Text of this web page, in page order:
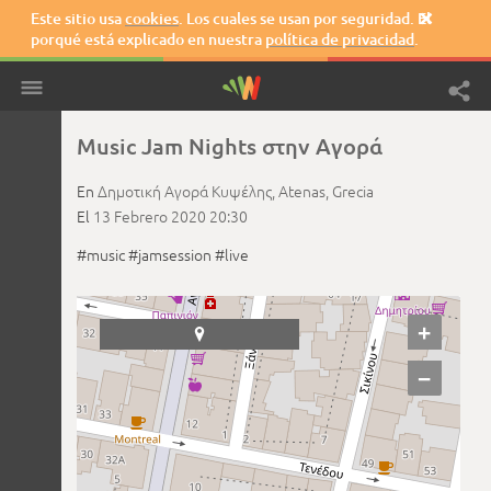
Este sitio usacookies. Los cuales se usan por seguridad. El
porqué está explicado en nuestra política de privacidad.

Music Jam Nights στην Αγορά
En Δημοτική Αγορά Κυψέλης, Atenas, Grecia
El 13 Febrero 2020 20:30
#music#jamsession #live

+
−